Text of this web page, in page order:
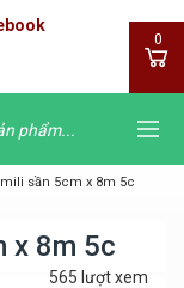
0
sần 5cm x 8m 5c
x 8m 5c
565 lượt xem